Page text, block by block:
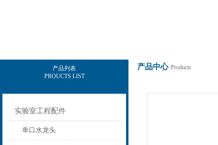
产品列表
PROUCTS LIST
实验室工程配件
单口水龙头
产品中心 Products